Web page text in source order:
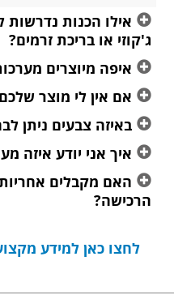
אילו הכנות
ג'קוזי או בריכת זרמים?
איפה מיוצרים
אם אין לי מוצר
באיזה צבעים ניתן
איך אני יודע איזה
האם מקבלים
הרכישה?
לחצו כאן למידע